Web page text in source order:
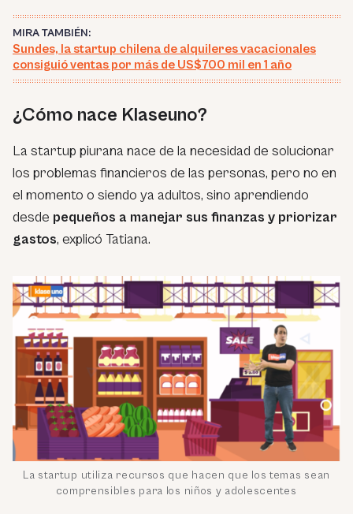
MIRA TAMBIÉN:
Sundes, la startup chilena de alquileres vacacionales
consiguió ventas por más de US$700 mil en 1 año
¿Cómo nace Klaseuno?
La startup piurana nace de la necesidad de solucionar
los problemas financieros de las personas, pero no en
el momento o siendo ya adultos, sino aprendiendo
desde pequeños a manejar sus finanzas y priorizar
gastos, explicó Tatiana.
La startup utiliza recursos que hacen que los temas sean
comprensibles para los niños y adolescentes